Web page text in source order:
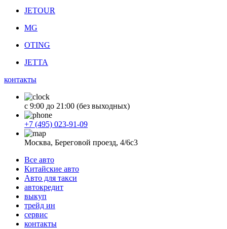
JETOUR
MG
OTING
JETTA
контакты
с 9:00 до 21:00 (без выходных)
+7 (495) 023-91-09
Москва, Береговой проезд, 4/6с3
Все авто
Китайские авто
Авто для такси
автокредит
выкуп
трейд ин
сервис
контакты